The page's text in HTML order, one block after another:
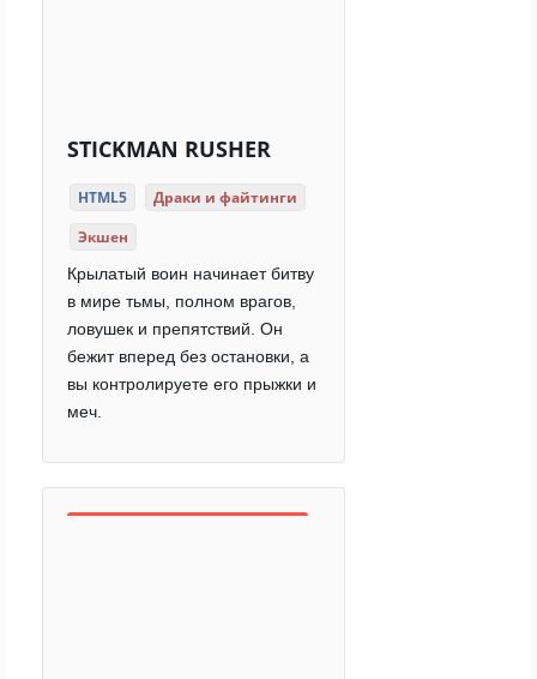
STICKMAN RUSHER
HTML5
Драки и файтинги
Экшен
Крылатый воин начинает битву
в мире тьмы, полном врагов,
ловушек и препятствий. Он
бежит вперед без остановки, а
вы контролируете его прыжки и
меч.